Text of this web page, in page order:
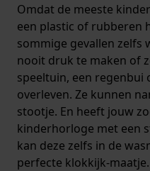
Omdat de meeste
een plastic of rubberen
sommige gevallen zelfs
nooit druk te maken of
speeltuin, een regenbui
overleven. Ze kunnen
stootje. En heeft jouw
kinderhorloge met een
kan deze zelfs in de
perfecte klokkijk-maatje.